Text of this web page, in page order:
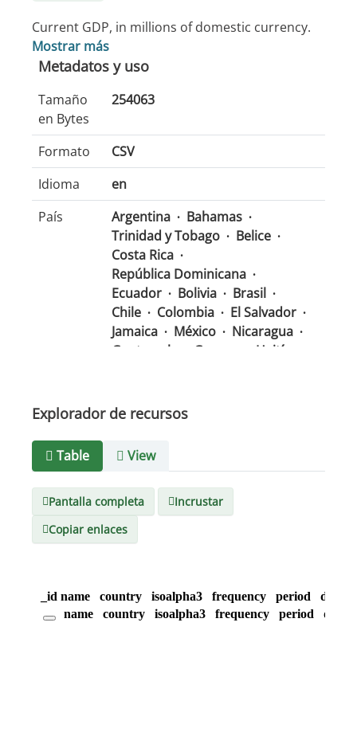
Current GDP, in millions of domestic currency.
Mostrar más
Metadatos y uso
Tamaño
en Bytes
254063
Formato
CSV
Idioma
en
País
Argentina
Bahamas
Trinidad y Tobago
Belice
Costa Rica
República Dominicana
Ecuador
Bolivia
Brasil
Chile
Colombia
El Salvador
Jamaica
México
Nicaragua
Guatemala
Guyana
Haití
Barbados
Paraguay
Tipo de
text/csv
Explorador de recursos
Table View
Pantalla completa
Incrustar
Copiar enlaces